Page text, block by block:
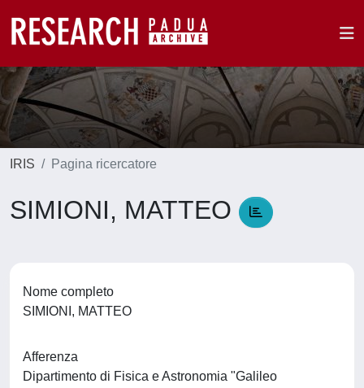
IRIS Pagina ricercatore
SIMIONI, MATTEO
Nome completo
SIMIONI, MATTEO
Afferenza
Dipartimento di Fisica e Astronomia "Galileo